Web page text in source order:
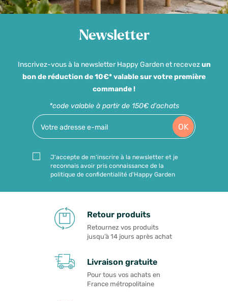
Newsletter
Inscrivez-vous à la newsletter Happy Garden et recevezun
bon de réduction de 10€* valable sur votre première
commande !
*code valable à partir de 150€ d'achats
OK
J'accepte de m'inscrire à la newsletter et je
reconnais avoir pris connaissance de la
politique de confidentialité d'Happy Garden
Retour produits
Retournez vos produits
jusqu’à 14 jours après achat
Livraison gratuite
Pour tous vos achats en
France métropolitaine